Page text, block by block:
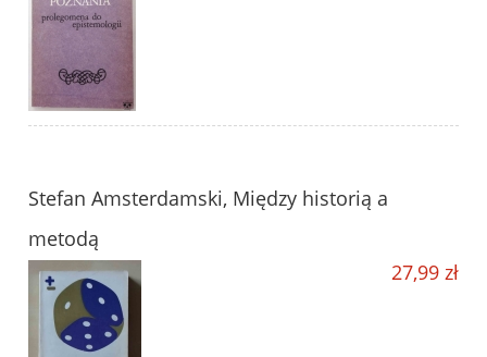
Stefan Amsterdamski, Między historią a
metodą
27,99 zł